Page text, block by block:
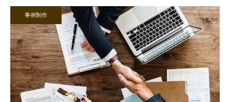
事例制作